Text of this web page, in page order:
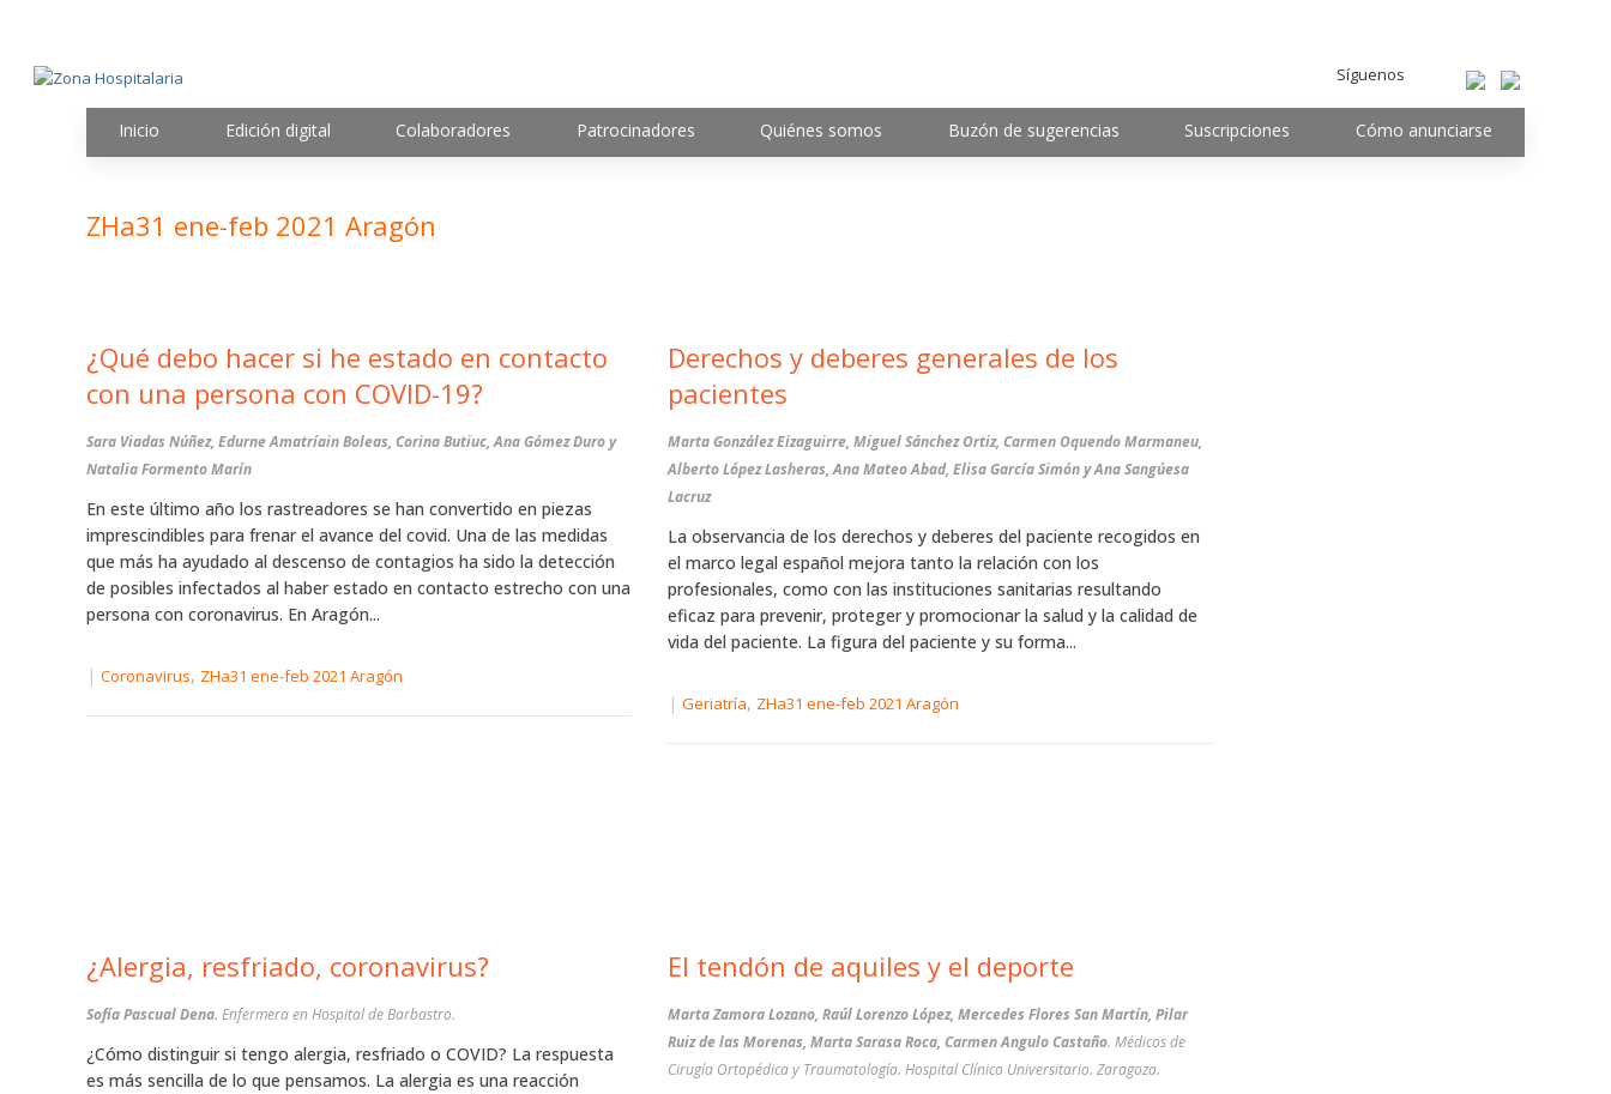
Síguenos
Inicio Edición digital Colaboradores Patrocinadores Quiénes somos Buzón de sugerencias Suscripciones Cómo anunciarse
ZHa31 ene-feb 2021 Aragón
¿Qué debo hacer si he estado en contacto
con una persona con COVID-19?
Sara Viadas Núñez, Edurne Amatríain Boleas, Corina Butiuc, Ana Gómez Duro y
Natalia Formento Marín
En este último año los rastreadores se han convertido en piezas
imprescindibles para frenar el avance del covid. Una de las medidas
que más ha ayudado al descenso de contagios ha sido la detección
de posibles infectados al haber estado en contacto estrecho con una
persona con coronavirus. En Aragón...
| Coronavirus, ZHa31 ene-feb 2021 Aragón
¿Alergia, resfriado, coronavirus?
Sofía Pascual Dena. Enfermera en Hospital de Barbastro.
¿Cómo distinguir si tengo alergia, resfriado o COVID? La respuesta
es más sencilla de lo que pensamos. La alergia es una reacción
Derechos y deberes generales de los
pacientes
Marta González Eizaguirre, Miguel Sánchez Ortiz, Carmen Oquendo Marmaneu,
Alberto López Lasheras, Ana Mateo Abad, Elisa García Simón y Ana Sangúesa
Lacruz
La observancia de los derechos y deberes del paciente recogidos en
el marco legal español mejora tanto la relación con los
profesionales, como con las instituciones sanitarias resultando
eficaz para prevenir, proteger y promocionar la salud y la calidad de
vida del paciente. La figura del paciente y su forma...
| Geriatría, ZHa31 ene-feb 2021 Aragón
El tendón de aquiles y el deporte
Marta Zamora Lozano, Raúl Lorenzo López, Mercedes Flores San Martín, Pilar
Ruiz de las Morenas, Marta Sarasa Roca, Carmen Angulo Castaño. Médicos de
Cirugía Ortopédica y Traumatología. Hospital Clínico Universitario. Zaragoza.